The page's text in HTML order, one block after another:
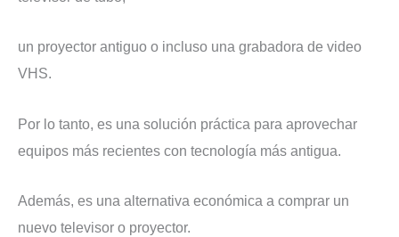
un proyector antiguo o incluso una grabadora de video
VHS.
Por lo tanto, es una solución práctica para aprovechar
equipos más recientes con tecnología más antigua.
Además, es una alternativa económica a comprar un
nuevo televisor o proyector.